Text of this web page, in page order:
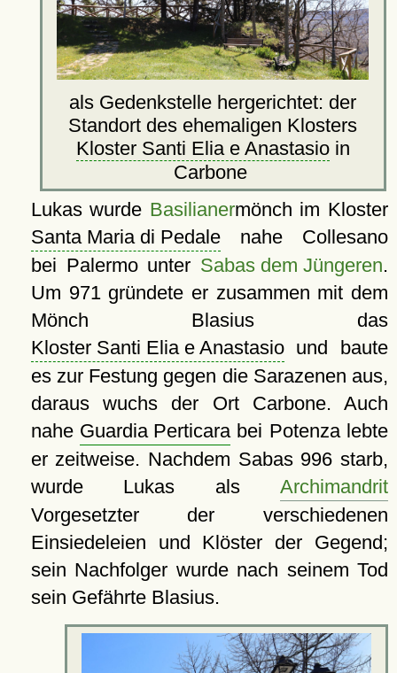
als Gedenkstelle hergerichtet: der
Standort des ehemaligen Klosters
Kloster Santi Elia e Anastasioin
Carbone
Lukas wurde Basilianermönch im Kloster
Santa Maria di Pedalenahe Collesano
bei Palermo unter Sabas dem Jüngeren.
Um 971 gründete er zusammen mit dem
Mönch Blasius das
Kloster Santi Elia e Anastasiound baute
es zur Festung gegen die Sarazenen aus,
daraus wuchs der Ort Carbone. Auch
nahe Guardia Perticara bei Potenza lebte
er zeitweise. Nachdem Sabas 996 starb,
wurde Lukas als Archimandrit
Vorgesetzter der verschiedenen
Einsiedeleien und Klöster der Gegend;
sein Nachfolger wurde nach seinem Tod
sein Gefährte Blasius.